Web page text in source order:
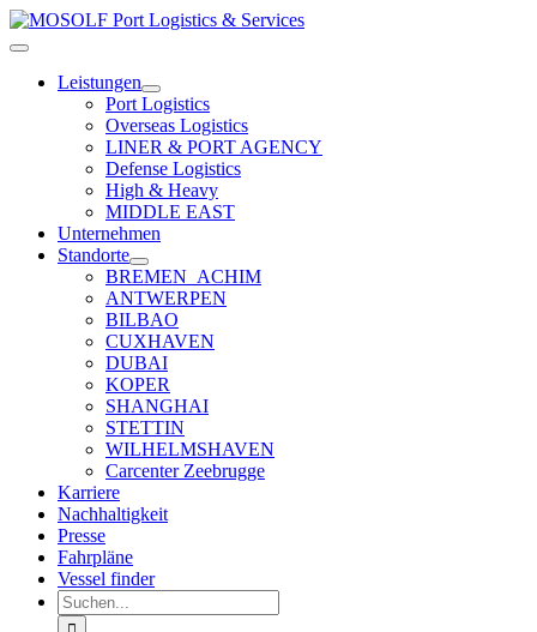
Zum
Inhalt
Toggle
NavigationLeistungen
Port Logistics
Overseas Logistics
LINER & PORT AGENCY
Defense Logistics
High & Heavy
MIDDLE EAST
Unternehmen
Standorte
BREMEN_ACHIM
ANTWERPEN
BILBAO
CUXHAVEN
DUBAI
KOPER
SHANGHAI
STETTIN
WILHELMSHAVEN
Carcenter Zeebrugge
Karriere
Nachhaltigkeit
Presse
Fahrpläne
Vessel finder
Suchen
nach: